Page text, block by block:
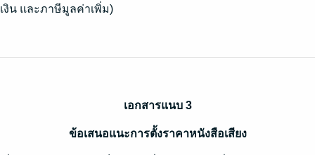
เงิน และภาษีมูลค่าเพิ่ม)
เอกสารแนบ 3
ข้อเสนอแนะการตั้งราคาหนังสือเสียง